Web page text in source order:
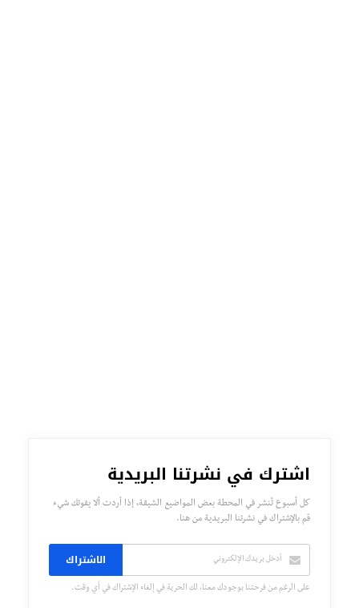
اشترك في نشرتنا البريدية
كل أسبوع تُنشر في المحطة بعض المواضيع الشيقة، إذا أردت ألا يفوتك شيء
قم بالإشتراك في نشرتنا البريدية من هنا.
الاشتراك
على الرغم من فرحتنا بوجودك معنا، لك الحرية في إلغاء الإشتراك في أي وقت.